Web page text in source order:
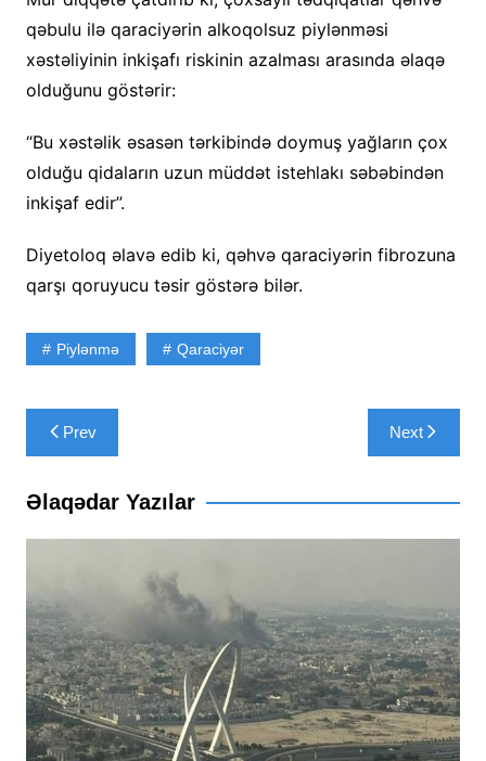
qəbulu ilə qaraciyərin alkoqolsuz piylənməsi
xəstəliyinin inkişafı riskinin azalması arasında əlaqə
olduğunu göstərir:
“Bu xəstəlik əsasən tərkibində doymuş yağların çox
olduğu qidaların uzun müddət istehlakı səbəbindən
inkişaf edir”.
Diyetoloq əlavə edib ki, qəhvə qaraciyərin fibrozuna
qarşı qoruyucu təsir göstərə bilər.
Piylənmə Qaraciyər
Yazı
naviqasiyası
Prev Next
Əlaqədar Yazılar